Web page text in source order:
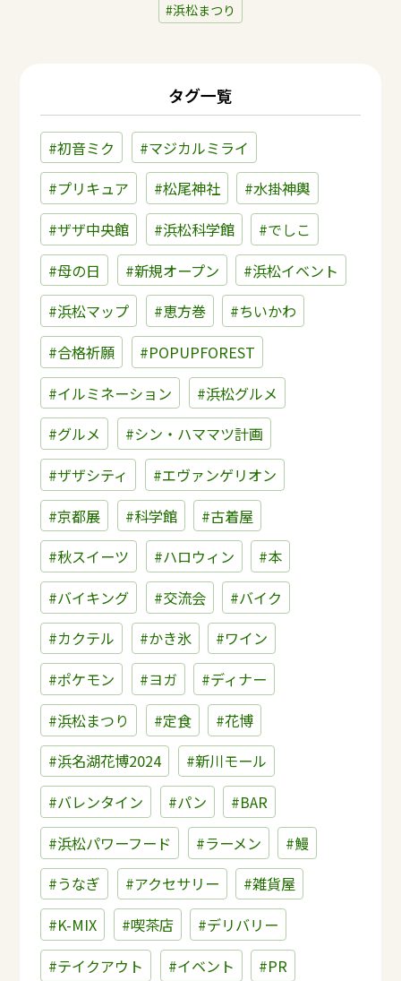
浜松まつり
タグ一覧
#初音ミク
#マジカルミライ
#プリキュア
#松尾神社
#水掛神輿
#ザザ中央館
#浜松科学館
#でしこ
#母の日
#新規オープン
#浜松イベント
#浜松マップ
#恵方巻
#ちいかわ
#合格祈願
#POPUPFOREST
#イルミネーション
#浜松グルメ
#グルメ
#シン・ハママツ計画
#ザザシティ
#エヴァンゲリオン
#京都展
#科学館
#古着屋
#秋スイーツ
#ハロウィン
#本
#バイキング
#交流会
#バイク
#カクテル
#かき氷
#ワイン
#ポケモン
#ヨガ
#ディナー
#浜松まつり
#定食
#花博
#浜名湖花博2024
#新川モール
#バレンタイン
#パン
#BAR
#浜松パワーフード
#ラーメン
#鰻
#うなぎ
#アクセサリー
#雑貨屋
#K-MIX
#喫茶店
#デリバリー
#テイクアウト
#イベント
#PR